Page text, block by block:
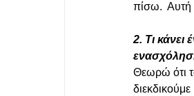
πίσω.  Αυτή
2. Τι κάνει
Θεωρώ ότι